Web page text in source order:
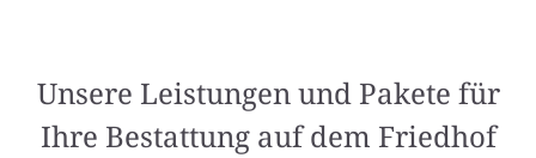
Unsere Leistungen und Pakete für
Ihre Bestattung auf dem Friedhof